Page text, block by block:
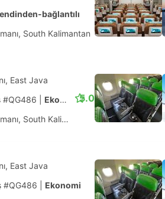
bağlantılı
South Kalimantan
East Java
#QG486 Ekonomi
BDJ Banjarmasin Havalimanı, South Kalimantan
5.0
East Java
#QG486 Ekonomi